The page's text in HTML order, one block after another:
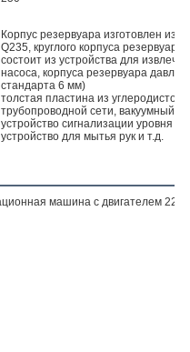
Корпус резервуара изготовлен из
Q235, круглого корпуса
состоит из устройства для
насоса, корпуса резервуара
стандарта 6 мм)
толстая пластина из углеродистой
трубопроводной сети, вакуумный
устройство сигнализации уровня
устройство для мытья рук и т.д.